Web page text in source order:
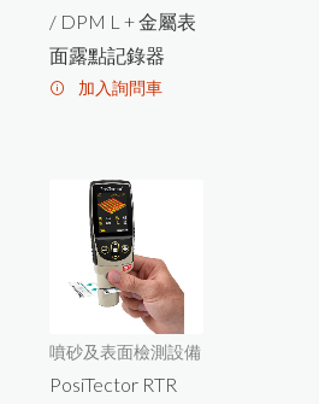
/ DPM L + 金屬表
面露點記錄器
加入詢問車
噴砂及表面檢測設備
PosiTector RTR